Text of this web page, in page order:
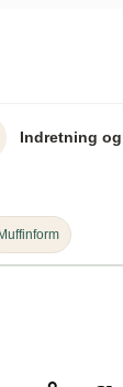
Indretning
Muffinform